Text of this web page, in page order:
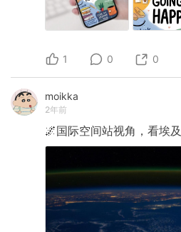
1 0 0
moikka
2年前
🌌国际空间站视角，看埃